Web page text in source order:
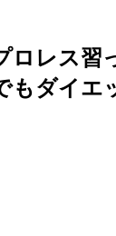
ロレス
もダイエ